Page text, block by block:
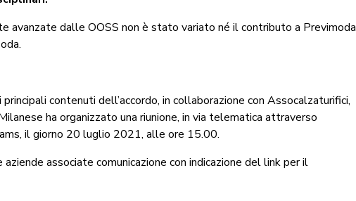
avanzate dalle OOSS non è stato variato né il contributo a Previmoda
contenuti dell’accordo, in collaborazione con Assocalzaturifici,
ha organizzato una riunione, in via telematica attraverso
il giorno 20 luglio 2021, alle ore 15.00.
associate comunicazione con indicazione del link per il